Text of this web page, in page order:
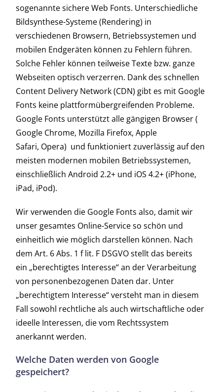
sogenannte sichere Web Fonts. Unterschiedliche
Bildsynthese-Systeme (Rendering) in
verschiedenen Browsern, Betriebssystemen und
mobilen Endgeräten können zu Fehlern führen.
Solche Fehler können teilweise Texte bzw. ganze
Webseiten optisch verzerren. Dank des schnellen
Content Delivery Network (CDN) gibt es mit Google
Fonts keine plattformübergreifenden Probleme.
Google Fonts unterstützt alle gängigen Browser (
Google Chrome, Mozilla Firefox, Apple
Safari, Opera) und funktioniert zuverlässig auf den
meisten modernen mobilen Betriebssystemen,
einschließlich Android 2.2+ und iOS 4.2+ (iPhone,
iPad, iPod).
Wir verwenden die Google Fonts also, damit wir
unser gesamtes Online-Service so schön und
einheitlich wie möglich darstellen können. Nach
dem Art. 6 Abs. 1 f lit. F DSGVO stellt das bereits
ein „berechtigtes Interesse“ an der Verarbeitung
von personenbezogenen Daten dar. Unter
„berechtigtem Interesse“ versteht man in diesem
Fall sowohl rechtliche als auch wirtschaftliche oder
ideelle Interessen, die vom Rechtssystem
anerkannt werden.
Welche Daten werden von Google
gespeichert?